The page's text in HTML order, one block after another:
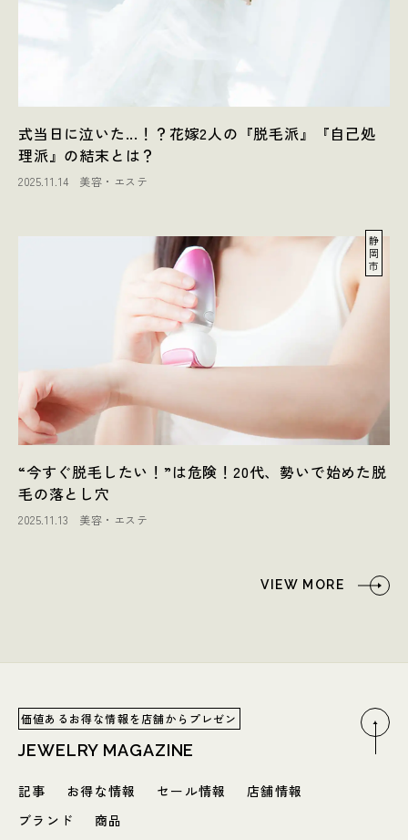
式当日に泣いた...！？花嫁2人の『脱毛派』『自己処
理派』の結末とは？
2025.11.14 美容・エステ
静
岡
市
“今すぐ脱毛したい！”は危険！20代、勢いで始めた脱
毛の落とし穴
2025.11.13 美容・エステ
VIEW MORE
価値あるお得な情報を店舗からプレゼン
JEWELRY MAGAZINE
記事 お得な情報 セール情報
店舗情報
ブランド
商品